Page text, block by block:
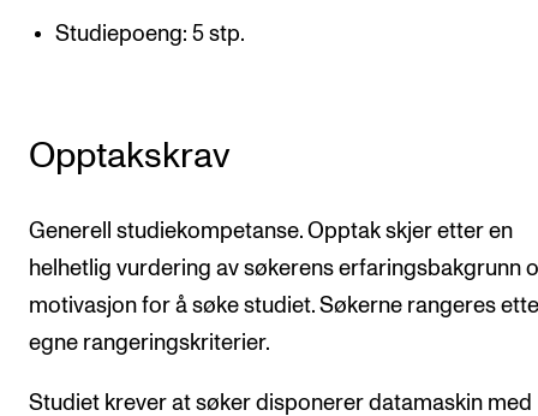
Projects
INTERNATIONAL
Collaboration
Networks
International Activities
IN.TUNE
Studiepoeng: 5 stp.
Opptakskrav
Generell studiekompetanse. Opptak skjer etter en
helhetlig vurdering av søkerens erfaringsbakgrunn
motivasjon for å søke studiet. Søkerne rangeres
egne rangeringskriterier.
Studiet krever at søker disponerer datamaskin med